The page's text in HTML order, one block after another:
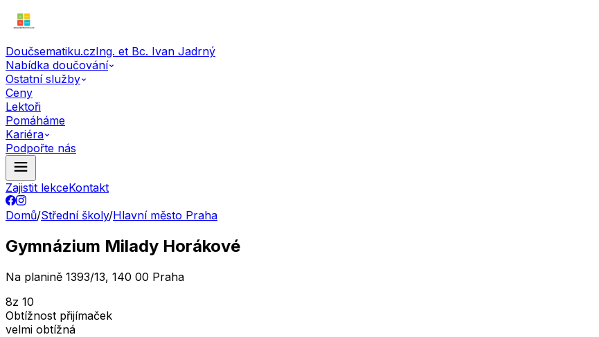
Doučsematiku.czIng. et Bc. Ivan Jadrný
Nabídka doučování
Ostatní služby
Ceny
Lektoři
Pomáháme
Kariéra
Podpořte nás
Zajistit lekceKontakt
Domů/Střední školy/Hlavní město Praha
Gymnázium Milady Horákové
Na planině 1393/13, 140 00 Praha
8z 10
Obtížnost přijímaček
velmi obtížná